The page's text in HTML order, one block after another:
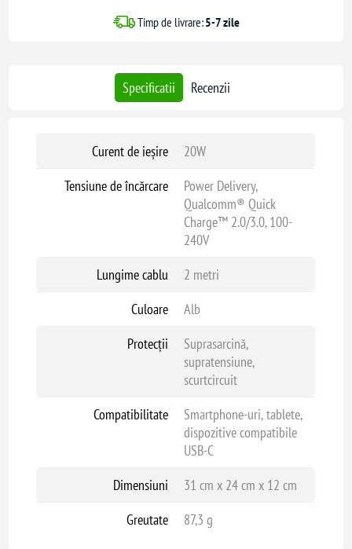
Timp de livrare:5-7 zile
Specificatii Recenzii
Curent de ieșire
20W
Tensiune de încărcare
Power Delivery,
Qualcomm® Quick
Charge™ 2.0/3.0, 100-
240V
Lungime cablu
2 metri
Culoare
Alb
Protecții
Suprasarcină,
supratensiune,
scurtcircuit
Compatibilitate
Smartphone-uri, tablete,
dispozitive compatibile
USB-C
Dimensiuni
31 cm x 24 cm x 12 cm
Greutate
87,3 g